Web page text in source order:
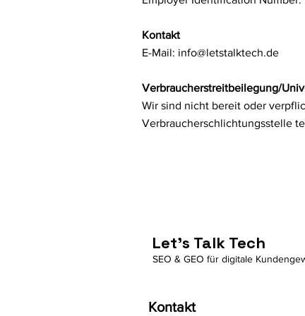
Kontakt
E-Mail: info@letstalktech.de
Verbraucherstreitbeilegung/
Wir sind nicht bereit oder
Verbraucherschlichtungsstelle
Let's Talk Tech
SEO & GEO für digitale
Kontakt